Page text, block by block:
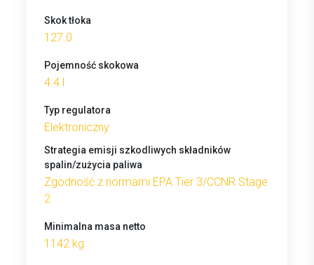
Skok tłoka
127.0
Pojemność skokowa
4.4 l
Typ regulatora
Elektroniczny
Strategia emisji szkodliwych składników
spalin/zużycia paliwa
Zgodność z normami EPA Tier 3/CCNR Stage
2
Minimalna masa netto
1142 kg